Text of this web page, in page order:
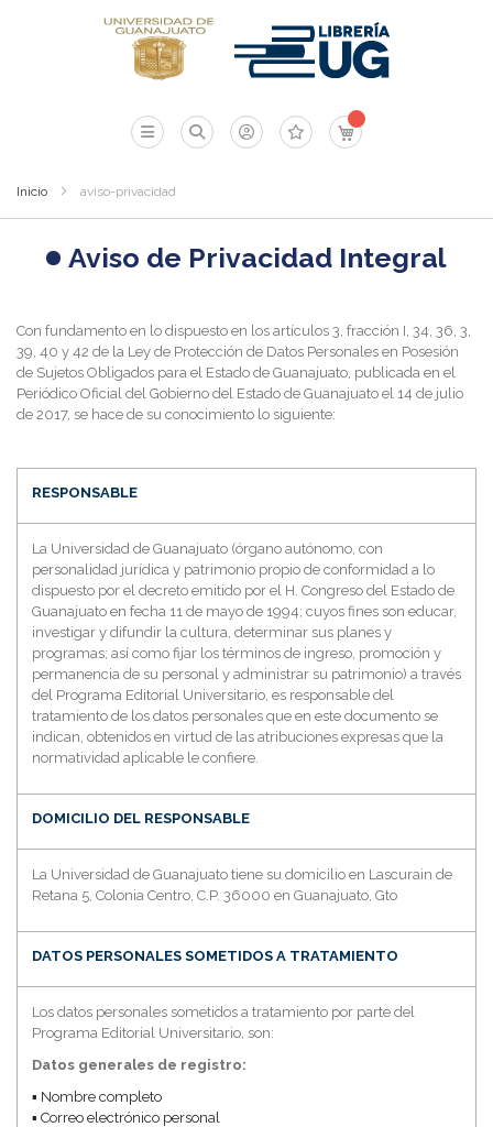
Mi carrito
Inicio aviso-privacidad
Aviso de Privacidad Integral
Con fundamento en lo dispuesto en los artículos 3, fracción I, 34, 36, 3,
39, 40 y 42 de la Ley de Protección de Datos Personales en Posesión
de Sujetos Obligados para el Estado de Guanajuato, publicada en el
Periódico Oficial del Gobierno del Estado de Guanajuato el 14 de julio
de 2017, se hace de su conocimiento lo siguiente:
RESPONSABLE
La Universidad de Guanajuato (órgano autónomo, con
personalidad jurídica y patrimonio propio de conformidad a lo
dispuesto por el decreto emitido por el H. Congreso del Estado de
Guanajuato en fecha 11 de mayo de 1994; cuyos fines son educar,
investigar y difundir la cultura, determinar sus planes y
programas; así como fijar los términos de ingreso, promoción y
permanencia de su personal y administrar su patrimonio) a través
del Programa Editorial Universitario, es responsable del
tratamiento de los datos personales que en este documento se
indican, obtenidos en virtud de las atribuciones expresas que la
normatividad aplicable le confiere.
DOMICILIO DEL RESPONSABLE
La Universidad de Guanajuato tiene su domicilio en Lascurain de
Retana 5, Colonia Centro, C.P. 36000 en Guanajuato, Gto
DATOS PERSONALES SOMETIDOS A TRATAMIENTO
Los datos personales sometidos a tratamiento por parte del
Programa Editorial Universitario, son:
Datos generales de registro:
▪ Nombre completo
▪ Correo electrónico personal